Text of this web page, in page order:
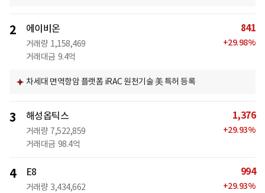
2 에이비온
거래량 1,158,469
거래대금 9.4억
841
+29.98%
차세대 면역항암 플랫폼 iRAC 원천기술 美 특허 등록
3 해성옵틱스
거래량 7,522,859
거래대금 98.4억
1,376
+29.93%
4 E8
거래량 3,434,662
994
+29.93%